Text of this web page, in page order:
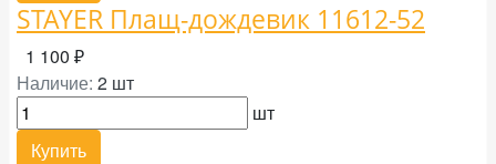
STAYER Плащ-дождевик 11612-52
1 100 ₽
Наличие: 2 шт
шт
Купить